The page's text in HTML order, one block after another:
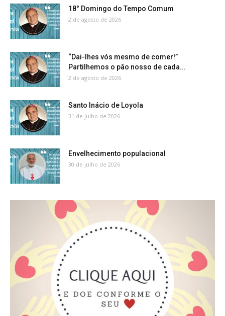
18° Domingo do Tempo Comum
2 de agosto de 2026
“Dai-lhes vós mesmo de comer!”
Partilhemos o pão nosso de cada...
2 de agosto de 2026
Santo Inácio de Loyola
31 de julho de 2026
Envelhecimento populacional
30 de julho de 2026